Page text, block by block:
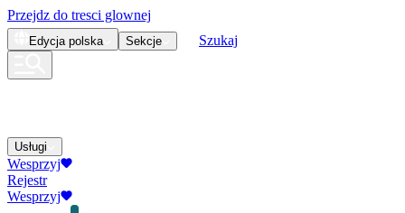
Przejdz do tresci glownej
Edycja polska Sekcje Szukaj
Usługi
Wesprzyj
Rejestr
Wesprzyj